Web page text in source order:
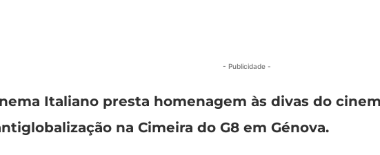
- Publicidade -
Italiano presta homenagem às divas do
na Cimeira do G8 em Génova.